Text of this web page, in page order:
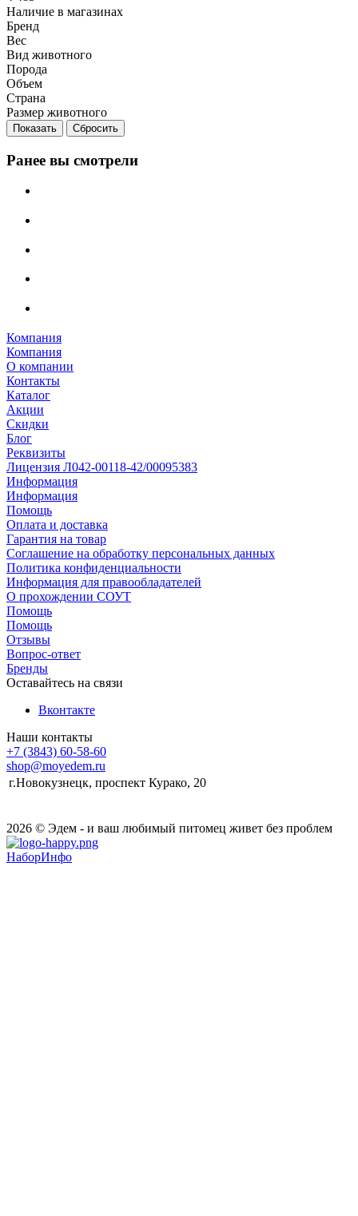
Наличие в магазинах
Бренд
Вес
Вид животного
Порода
Объем
Страна
Размер животного
Сбросить
Ранее вы смотрели
Компания
Компания
О компании
Контакты
Каталог
Акции
Скидки
Блог
Реквизиты
Лицензия Л042-00118-42/00095383
Информация
Информация
Помощь
Оплата и доставка
Гарантия на товар
Соглашение на обработку персональных данных
Политика конфиденциальности
Информация для правообладателей
О прохождении СОУТ
Помощь
Помощь
Отзывы
Вопрос-ответ
Бренды
Оставайтесь на связи
Вконтакте
Наши контакты
+7 (3843) 60-58-60
shop@moyedem.ru
г.Новокузнецк, проспект Курако, 20
2026 © Эдем - и ваш любимый питомец живет без проблем
НаборИнфо